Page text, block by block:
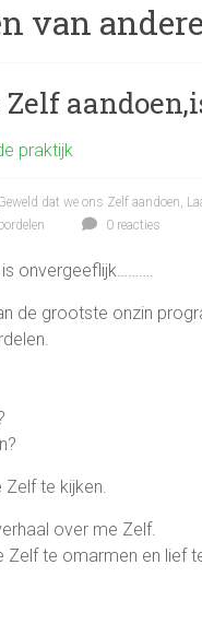
van
praktijk
dat we ons Zelf aandoen,
0 reacties
onvergeeflijk……….
de grootste onzin
Zelf te kijken.
over me Zelf.
te omarmen en lief